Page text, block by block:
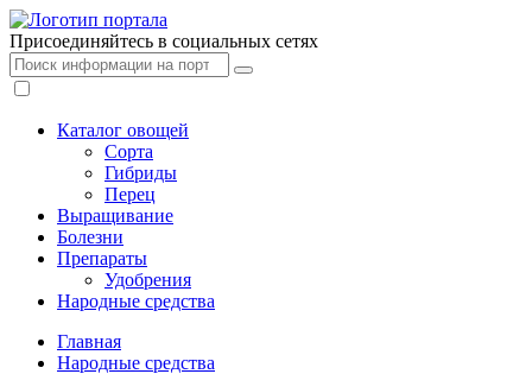
Присоединяйтесь в социальных сетях
Каталог овощей
Сорта
Гибриды
Перец
Выращивание
Болезни
Препараты
Удобрения
Народные средства
Главная
Народные средства